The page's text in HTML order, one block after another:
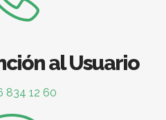
al Usuario
834 12 60